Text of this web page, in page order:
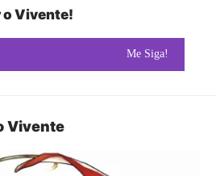
o Vivente!
Me Siga!
Vivente